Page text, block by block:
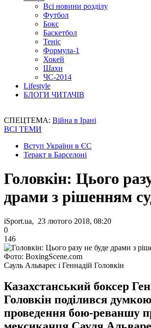
Всі новини розділу
Футбол
Бокс
Баскетбол
Теніс
Формула-1
Хокей
Шахи
ЧС-2014
Lifestyle
БЛОГИ ЧИТАЧІВ
СПЕЦТЕМА: Війна в Ірані
ВСІ ТЕМИ
Вступ України в ЄС
Теракт в Барселоні
Головкін: Цього
драми з рішенням
iSport.ua, 23 лютого 2018, 08:20
0
146
Фото: BoxingScene.com
Сауль Альварес і Геннадій Головкін
Казахстанський боксер
Головкін поділився
проведення бою-реваншу